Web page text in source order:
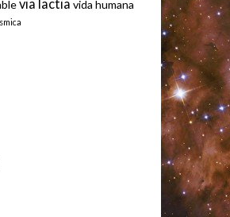
via lactia vida humana